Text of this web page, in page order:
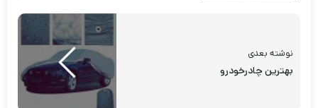
نوشته بعدی
بهترین چادرخودرو